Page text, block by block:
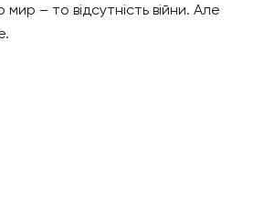
– то відсутність війни. Але